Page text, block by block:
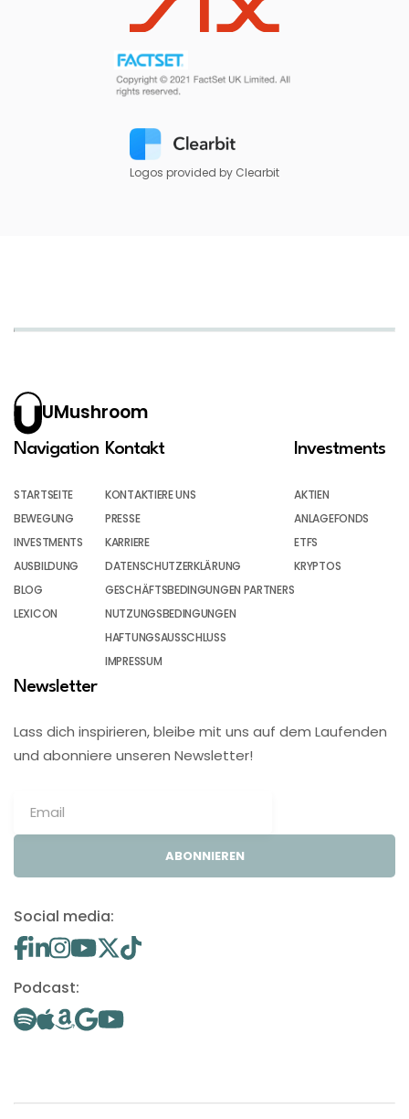
Logos provided by Clearbit
UMushroom
Navigation
STARTSEITE
BEWEGUNG
INVESTMENTS
AUSBILDUNG
BLOG
LEXICON
Kontakt
KONTAKTIERE UNS
PRESSE
KARRIERE
DATENSCHUTZERKLÄRUNG
GESCHÄFTSBEDINGUNGEN PARTNERS
NUTZUNGSBEDINGUNGEN
HAFTUNGSAUSSCHLUSS
IMPRESSUM
Investments
AKTIEN
ANLAGEFONDS
ETFS
KRYPTOS
Newsletter
Lass dich inspirieren, bleibe mit uns auf dem Laufenden
und abonniere unseren Newsletter!
ABONNIEREN
Social media:
Podcast: